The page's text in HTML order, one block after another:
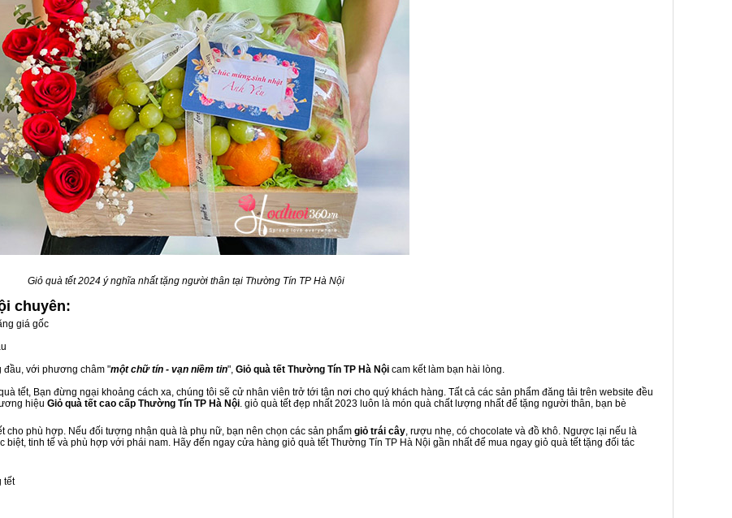
Giỏ quà tết 2024 ý nghĩa nhất tặng người thân tại Thường Tín TP Hà Nội
chuyên:
giá gốc
đầu, với phương châm "một chữ tín - vạn niềm tin", Giỏ quà tết Thường Tín TP Hà Nội cam kết làm bạn hài lòng.
tết, Bạn đừng ngại khoảng cách xa, chúng tôi sẽ cử nhân viên trở tới tận nơi cho quý khách hàng. Tất cả các sản phẩm đăng tải trên website đều
hiệu Giỏ quà tết cao cấp Thường Tín TP Hà Nội. giỏ quà tết đẹp nhất 2023 luôn là món quà chất lượng nhất để tặng người thân, bạn bè
cho phù hợp. Nếu đối tượng nhận quà là phụ nữ, bạn nên chọn các sản phẩm giỏ trái cây, rượu nhẹ, có chocolate và đồ khô. Ngược lại nếu là
tinh tế và phù hợp với phái nam. Hãy đến ngay cửa hàng giỏ quà tết Thường Tín TP Hà Nội gần nhất để mua ngay giỏ quà tết tặng đối tác
tết